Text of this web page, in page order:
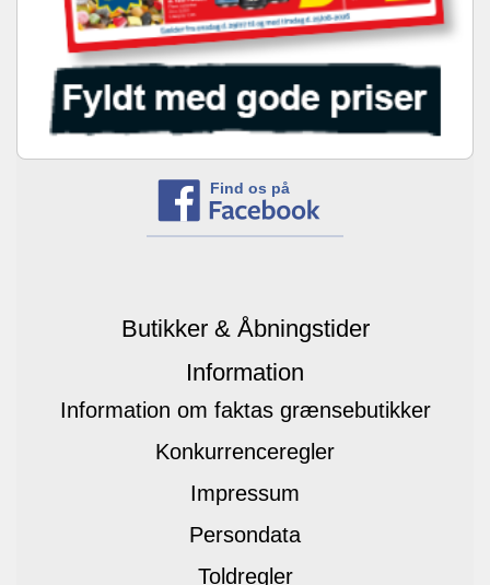
Find os på
Butikker & Åbningstider
Information
Information om faktas grænsebutikker
Konkurrenceregler
Impressum
Persondata
Toldregler